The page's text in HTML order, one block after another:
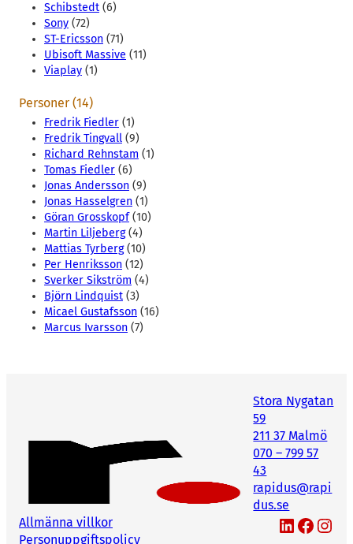
Schibstedt (6)
Sony (72)
ST-Ericsson (71)
Ubisoft Massive (11)
Viaplay (1)
Personer (14)
Fredrik Fiedler (1)
Fredrik Tingvall (9)
Richard Rehnstam (1)
Tomas Fiedler (6)
Jonas Andersson (9)
Jonas Hasselgren (1)
Göran Grosskopf(10)
Martin Liljeberg(4)
Mattias Tyrberg(10)
Per Henriksson (12)
Sverker Sikström (4)
Björn Lindquist (3)
Micael Gustafsson (16)
Marcus Ivarsson (7)
Stora Nygatan
59
211 37 Malmö
070 – 799 57
43
rapidus@rapi
dus.se
Allmänna villkor
Personuppgiftspolicy
LinkedIn Facebook Instagram